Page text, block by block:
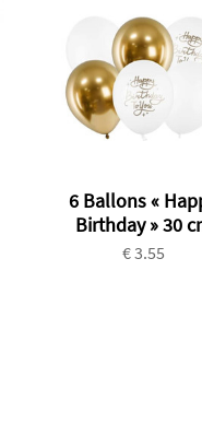
6 Ballons «
Birthday » 30
€ 3.55